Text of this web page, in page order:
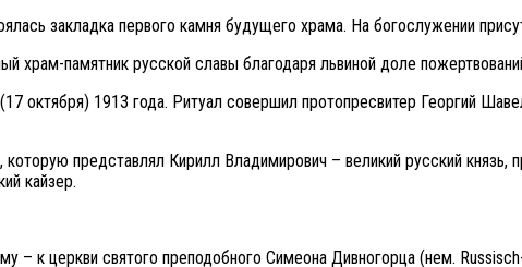
закладка первого камня будущего храма. На богослужении
храм-памятник русской славы благодаря львиной доле
октября) 1913 года. Ритуал совершил протопресвитер Георгий
представлял Кирилл Владимирович – великий русский князь,
кайзер.
– к церкви святого преподобного Симеона Дивногорца (нем.